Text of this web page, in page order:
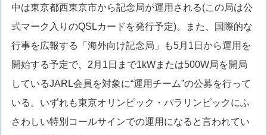
中は東京都西東京市から記念局が運用される(この局は公
式マーク入りのQSLカードを発行予定)。また、国際的な
行事を広報する「海外向け記念局」も5月1日から運用を
開始する予定で、2月1日まで1kWまたは500W局を開局
しているJARL会員を対象に“運用チーム”の公募を行って
いる。いずれも東京オリンピック・パラリンピックにふ
さわしい特別コールサインでの運用になると言われてい